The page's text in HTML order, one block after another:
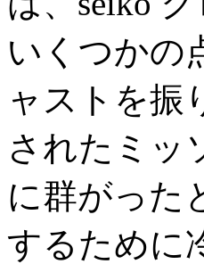
いくつかの
ャストを振
されたミッ
に群がった
するために